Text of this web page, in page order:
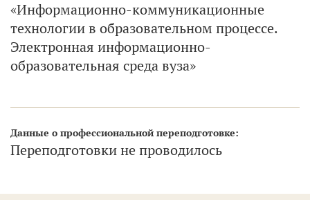
«Информационно-коммуникационные
технологии в образовательном процессе.
Электронная информационно-
образовательная среда вуза»
Данные о профессиональной переподготовке:
Переподготовки не проводилось